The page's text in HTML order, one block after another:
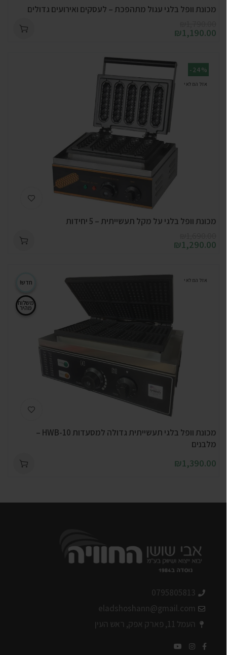
מכונת וופל בלגי עגול מתהפכת – לעסקים ואירועים גדולים
₪1,190.00
-24%
אזל המלאי
מכונת וופל בלגי על מקל תעשייתית – 5 יחידות
₪1,290.00
אזל המלאי חדש!
משלוח
מהיר
מכונת וופל בלגי תעשייתית גדולה למסעדות HWB-10 –
מלבנים
₪1,390.00
0795805813
eladshoshann@gmail.com
העמל 11, פארק אפק, ראש העין